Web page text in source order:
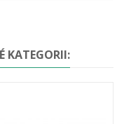
KATEGORII: